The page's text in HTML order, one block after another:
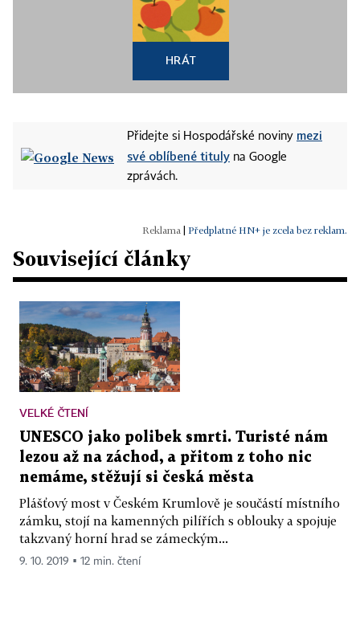
HRÁT
Přidejte si Hospodářské noviny mezi
své oblíbené tituly na Google
zprávách.
Předplatné HN+ je zcela bez reklam.
Související články
VELKÉ ČTENÍ
UNESCO jako polibek smrti. Turisté nám
lezou až na záchod, a přitom z toho nic
nemáme, stěžují si česká města
Plášťový most v Českém Krumlově je součástí místního
zámku, stojí na kamenných pilířích s oblouky a spojuje
takzvaný horní hrad se zámeckým...
9. 10. 2019 ▪ 12 min. čtení